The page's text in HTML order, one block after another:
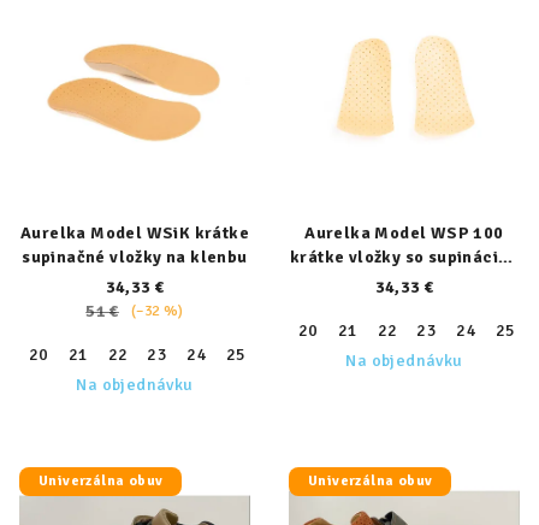
Aurelka Model WSiK krátke
supinačné vložky na klenbu
34,33 €
51 €
(–32 %)
20 21 22 23 24 25 28 29 30
Na objednávku
Aurelka Model WSP 100
krátke vložky so supináciou
päty
34,33 €
20 21 22 23 24 25
Na objednávku
Univerzálna obuv Univerzálna obuv